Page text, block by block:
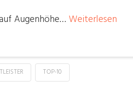
Augenhöhe… Weiterlesen
TOP-10